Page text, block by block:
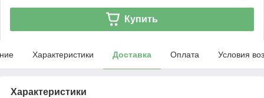
Купить
Характеристики Доставка Оплата Условия
Характеристики